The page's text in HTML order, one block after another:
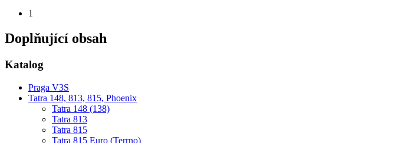
1
Doplňující obsah
Katalog
Praga V3S
Tatra 148, 813, 815, Phoenix
Tatra 148 (138)
Tatra 813
Tatra 815
Tatra 815 Euro (Terrno)